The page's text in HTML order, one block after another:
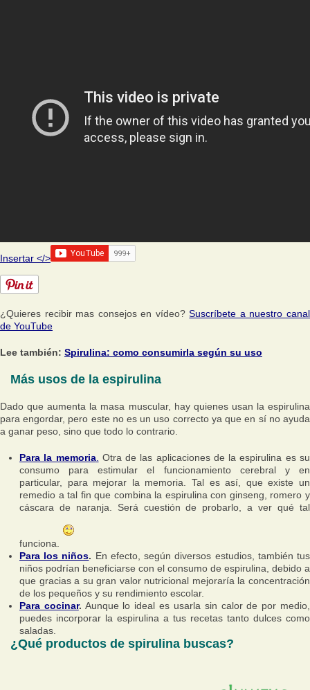
Insertar </>
¿Quieres recibir mas consejos en vídeo?Suscríbete a nuestro canal
de YouTube
Lee también: Spirulina: como consumirla según su uso
Más usos de la espirulina
Dado que aumenta la masa muscular, hay quienes usan la espirulina
para engordar, pero este no es un uso correcto ya que en sí no ayuda
a ganar peso, sino que todo lo contrario.
Para la memoria. Otra de las aplicaciones de la espirulina es su
consumo para estimular el funcionamiento cerebral y en
particular, para mejorar la memoria. Tal es así, que existe un
remedio a tal fin que combina la espirulina con ginseng, romero y
cáscara de naranja. Será cuestión de probarlo, a ver qué tal
funciona.
Para los niños. En efecto, según diversos estudios, también tus
niños podrían beneficiarse con el consumo de espirulina, debido a
que gracias a su gran valor nutricional mejoraría la concentración
de los pequeños y su rendimiento escolar.
Para cocinar. Aunque lo ideal es usarla sin calor de por medio,
puedes incorporar la espirulina a tus recetas tanto dulces como
saladas.
¿Qué productos de spirulina buscas?